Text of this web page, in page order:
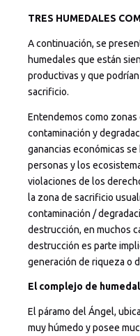
TRES HUMEDALES
A continuación, se
humedales que están
productivas y que
sacrificio.
Entendemos como
contaminación y
ganancias económicas
personas y los
violaciones de los
la zona de sacrificio
contaminación /
destrucción, en muchos
destrucción es parte
generación de riqueza o
El complejo de
El páramo del Ángel,
muy húmedo y posee